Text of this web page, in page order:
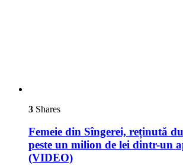
3 Shares
Femeie din Sîngerei, reținută
peste un milion de lei dintr-un
(VIDEO)